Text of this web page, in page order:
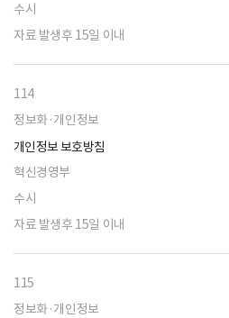
수시
자료 발생후 15일 이내
114
정보화·개인정보
개인정보 보호방침
혁신경영부
수시
자료 발생후 15일 이내
115
정보화·개인정보